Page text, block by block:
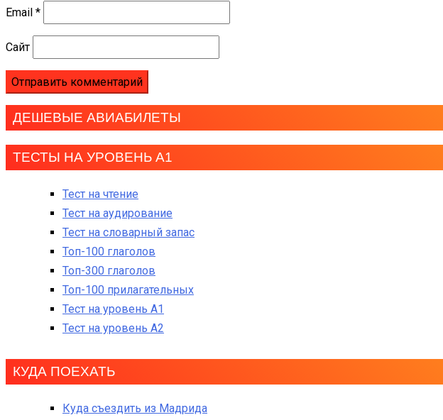
Email *
Сайт
ДЕШЕВЫЕ АВИАБИЛЕТЫ
ТЕСТЫ НА УРОВЕНЬ А1
Тест на чтение
Тест на аудирование
Тест на словарный запас
Топ-100 глаголов
Топ-300 глаголов
Топ-100 прилагательных
Тест на уровень A1
Тест на уровень A2
КУДА ПОЕХАТЬ
Куда съездить из Мадрида